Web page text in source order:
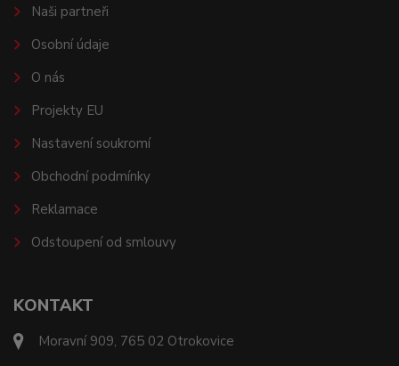
KONTAKT
Moravní 909, 765 02 Otrokovice
Naši partneři
Osobní údaje
O nás
Projekty EU
Nastavení soukromí
Obchodní podmínky
Reklamace
Odstoupení od smlouvy